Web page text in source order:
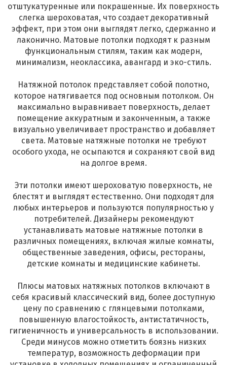
отштукатуренные или покрашенные. Их поверхность
слегка шероховатая, что создает декоративный
эффект, при этом они выглядят легко, сдержанно и
лаконично. Матовые потолки подходят к разным
функциональным стилям, таким как модерн,
минимализм, неоклассика, авангард и эко-стиль.
Натяжной потолок представляет собой полотно,
которое натягивается под основным потолком. Он
максимально выравнивает поверхность, делает
помещение аккуратным и законченным, а также
визуально увеличивает пространство и добавляет
света. Матовые натяжные потолки не требуют
особого ухода, не осыпаются и сохраняют свой вид
на долгое время.
Эти потолки имеют шероховатую поверхность, не
блестят и выглядят естественно. Они подходят для
любых интерьеров и пользуются популярностью у
потребителей. Дизайнеры рекомендуют
устанавливать матовые натяжные потолки в
различных помещениях, включая жилые комнаты,
общественные заведения, офисы, рестораны,
детские комнаты и медицинские кабинеты.
Плюсы матовых натяжных потолков включают в
себя красивый классический вид, более доступную
цену по сравнению с глянцевыми потолками,
повышенную влагостойкость, антистатичность,
гигиеничность и универсальность в использовании.
Среди минусов можно отметить боязнь низких
температур, возможность деформации при